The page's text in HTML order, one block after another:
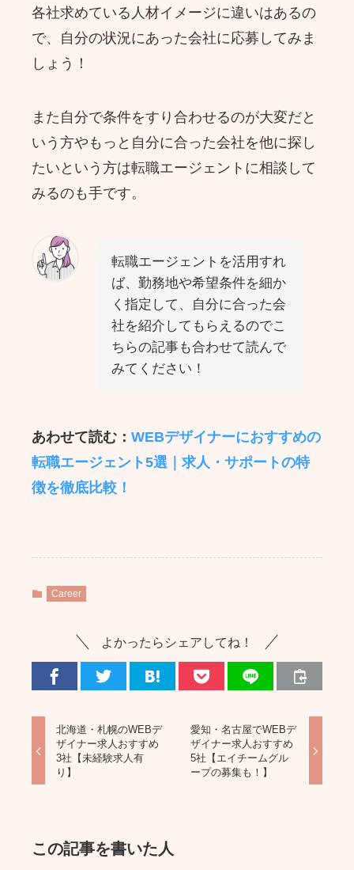
各社求めている人材イメージに違いはあるの
で、自分の状況にあった会社に応募してみま
しょう！
また自分で条件をすり合わせるのが大変だと
いう方やもっと自分に合った会社を他に探し
たいという方は転職エージェントに相談して
みるのも手です。
転職エージェントを活用すれ
ば、勤務地や希望条件を細か
く指定して、自分に合った会
社を紹介してもらえるのでこ
ちらの記事も合わせて読んで
みてください！
あわせて読む：WEBデザイナーにおすすめの
転職エージェント5選｜求人・サポートの特
徴を徹底比較！
Career
よかったらシェアしてね！
北海道・札幌のWEBデ
ザイナー求人おすすめ
3社【未経験求人有
り】
愛知・名古屋でWEBデ
ザイナー求人おすすめ
5社【エイチームグル
ープの募集も！】
この記事を書いた人